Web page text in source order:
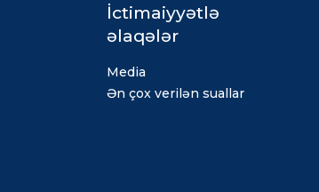
İctimaiyyətlə
əlaqələr
Media
Ən çox verilən suallar